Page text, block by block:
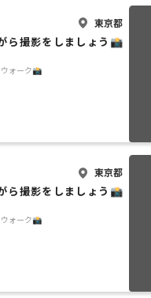
東京都
ら撮影をしましょう📸
ォーク📸
東京都
ら撮影をしましょう📸
ォーク📸